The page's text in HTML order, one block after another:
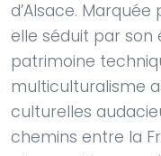
d’Alsace.
elle séduit par son
patrimoine
multiculturalisme
culturelles
chemins entre la